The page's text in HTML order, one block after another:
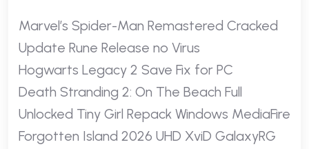
Marvel’s Spider-Man Remastered Cracked
Update Rune Release no Virus
Hogwarts Legacy 2 Save Fix for PC
Death Stranding 2: On The Beach Full
Unlocked Tiny Girl Repack Windows MediaFire
Forgotten Island 2026 UHD XviD GalaxyRG